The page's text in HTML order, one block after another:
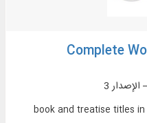
Complete
3
252 book and treatise